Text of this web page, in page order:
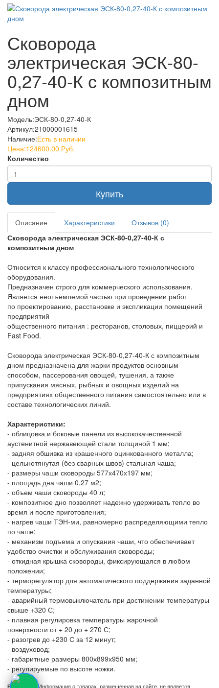
Сковорода
электрическая ЭСК-80-
0,27-40-К с композитным
дном
Модель:ЭСК-80-0,27-40-К
Артикул:21000001615
Наличие:Есть в наличии
Цена:124600.00 Руб.
Количество
Купить
Описание Характеристики
Отзывов (0)
Сковорода электрическая ЭСК-80-0,27-40-К с
композитным дном
Относится к классу профессионального технологического
оборудования.
Предназначен строго для коммерческого использования.
Является неотъемлемой частью при проведении работ
по проектированию, расстановке и экспликации помещений
предприятий
общественного питания : ресторанов, столовых, пиццерий и
Fast Food.
Сковорода электрическая ЭСК-80-0,27-40-К с композитным
дном предназначена для жарки продуктов основным
способом, пассерования овощей, тушения, а также
припускания мясных, рыбных и овощных изделий на
предприятиях общественного питания самостоятельно или в
составе технологических линий.
Характеристики:
- облицовка и боковые панели из высококачественной
аустенитной нержавеющей стали толщиной 1 мм;
- задняя обшивка из крашенного оцинкованного металла;
- цельнотянутая (без сварных швов) стальная чаша;
- размеры чаши сковороды 577х470х197 мм;
- площадь дна чаши 0,27 м2;
- объем чаши сковороды 40 л;
- композитное дно позволяет надежно удерживать тепло во
время и после приготовления;
- нагрев чаши ТЭН-ми, равномерно распределяющими тепло
по чаше;
- механизм подъема и опускания чаши, что обеспечивает
удобство очистки и обслуживания сковороды;
- откидная крышка сковороды, фиксирующаяся в любом
положении;
- терморегулятор для автоматического поддержания заданной
температуры;
- аварийный термовыключатель при достижении температуры
свыше +320 С;
- плавная регулировка температуры жарочной
поверхности от + 20 до + 270 С;
- разогрев до +230 С за 12 минут;
- воздуховод;
- габаритные размеры 800х899х950 мм;
- регулируемые по высоте ножки.
Внимание! Информация о товарах, размещенная на сайте, не является